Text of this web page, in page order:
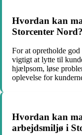
Hvordan kan
Storcenter Nord?
For at opretholde
vigtigt at lytte til
hjælpsom, løse
oplevelse for
Hvordan kan
arbejdsmiljø i